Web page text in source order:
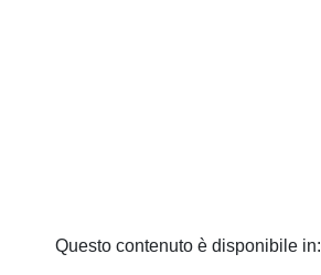
Questo contenuto è disponibile in: